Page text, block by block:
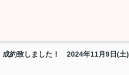
約致しました！ 2024年11月9日(土)